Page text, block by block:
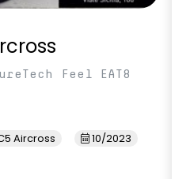
Feel EAT8
Aircross
10/2023